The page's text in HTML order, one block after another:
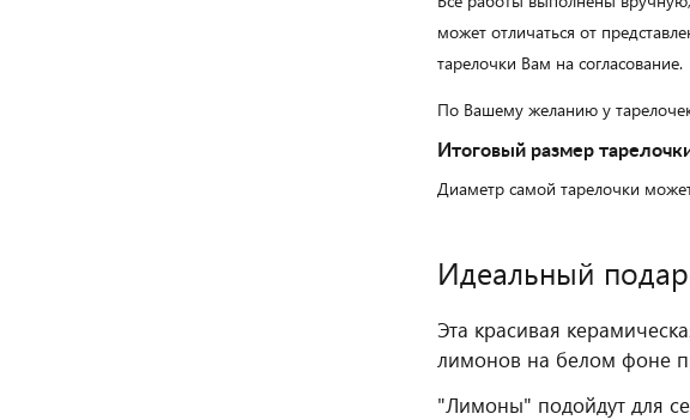
может отличаться от
тарелочки Вам на согласование.
По Вашему желанию у
Итоговый размер
Диаметр самой тарелочки
Идеальный
Эта красивая
лимонов на белом фоне
"Лимоны" подойдут для